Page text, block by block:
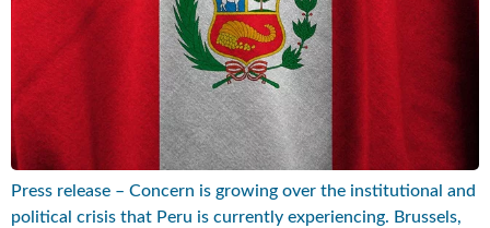
Press release – Concern is growing over the institutional and
political crisis that Peru is currently experiencing. Brussels,